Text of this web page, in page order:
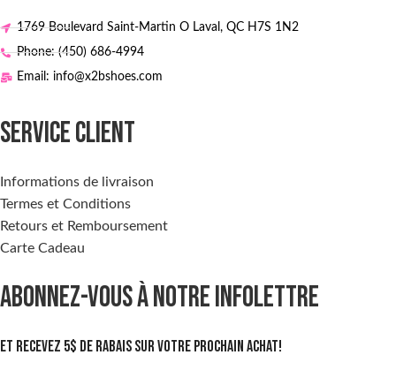
1769 Boulevard Saint-Martin O Laval, QC H7S 1N2
Phone: (450) 686-4994
Email: info@x2bshoes.com
SERVICE CLIENT
Informations de livraison
Termes et Conditions
Retours et Remboursement
Carte Cadeau
ABONNEZ-VOUS À NOTRE INFOLETTRE
Et recevez 5$ de rabais sur votre prochain achat!